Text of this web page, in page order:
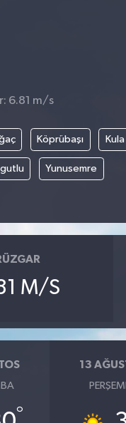
6.81 m/s
Köprübaşı Kula
Yunusemre
M/S
°
13